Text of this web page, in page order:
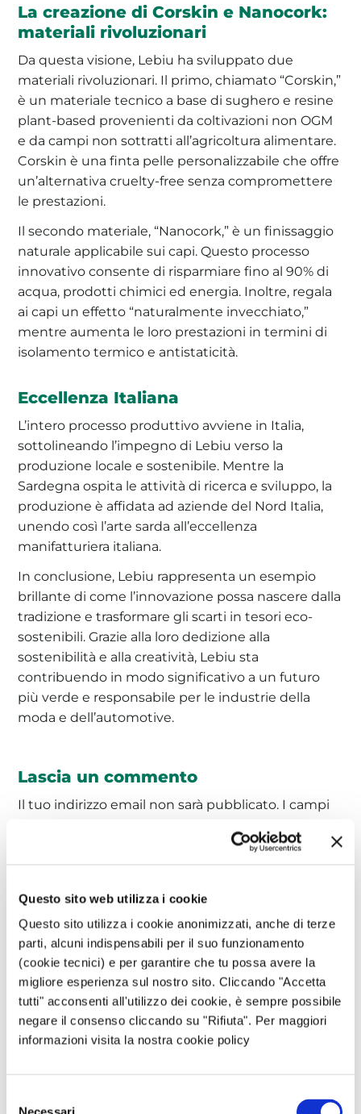
Questo sito web utilizza i cookie
Questo sito utilizza i cookie anonimizzati, anche di terze
parti, alcuni indispensabili per il suo funzionamento
(cookie tecnici) e per garantire che tu possa avere la
migliore esperienza sul nostro sito. Cliccando "Accetta
tutti" acconsenti all'utilizzo dei cookie, è sempre possibile
negare il consenso cliccando su "Rifiuta". Per maggiori
informazioni visita la nostra cookie policy
La creazione di Corskin e Nanocork:
materiali rivoluzionari
Da questa visione, Lebiu ha sviluppato due
materiali rivoluzionari. Il primo, chiamato “Corskin,”
è un materiale tecnico a base di sughero e resine
plant-based provenienti da coltivazioni non OGM
e da campi non sottratti all’agricoltura alimentare.
Corskin è una finta pelle personalizzabile che offre
un’alternativa cruelty-free senza compromettere
le prestazioni.
Il secondo materiale, “Nanocork,” è un finissaggio
naturale applicabile sui capi. Questo processo
innovativo consente di risparmiare fino al 90% di
acqua, prodotti chimici ed energia. Inoltre, regala
ai capi un effetto “naturalmente invecchiato,”
mentre aumenta le loro prestazioni in termini di
isolamento termico e antistaticità.
Eccellenza Italiana
L’intero processo produttivo avviene in Italia,
sottolineando l’impegno di Lebiu verso la
produzione locale e sostenibile. Mentre la
Sardegna ospita le attività di ricerca e sviluppo, la
produzione è affidata ad aziende del Nord Italia,
unendo così l’arte sarda all’eccellenza
manifatturiera italiana.
In conclusione, Lebiu rappresenta un esempio
brillante di come l’innovazione possa nascere dalla
tradizione e trasformare gli scarti in tesori eco-
sostenibili. Grazie alla loro dedizione alla
sostenibilità e alla creatività, Lebiu sta
contribuendo in modo significativo a un futuro
più verde e responsabile per le industrie della
moda e dell’automotive.
Lascia un commento
Il tuo indirizzo email non sarà pubblicato. I campi
Nome